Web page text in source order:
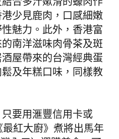
合多汁嫰滑的蠔肉作
少見鹿肉，口感細嫩
魅力。此外，香港富
南洋滋味肉骨茶及斑
屋帶來的台灣經典蛋
及年糕口味，同樣教
要用滙豐信用卡或
紅大廚》煮將出馬年